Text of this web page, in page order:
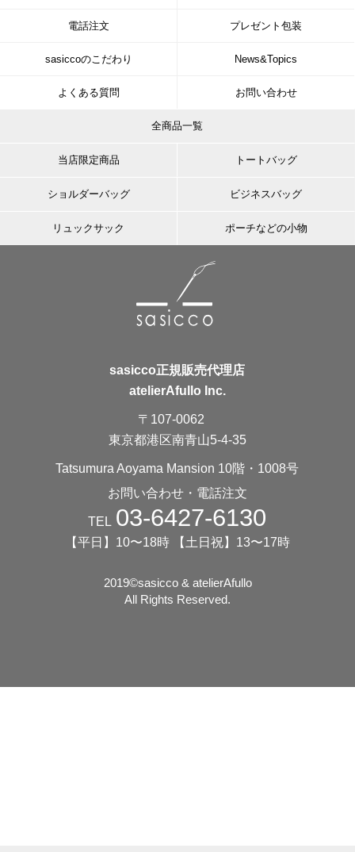
電話注文 プレゼント包装
sasiccoのこだわり News&Topics
よくある質問 お問い合わせ
全商品一覧
当店限定商品 トートバッグ
ショルダーバッグ ビジネスバッグ
リュックサック ポーチなどの小物
sasicco正規販売代理店
atelierAfullo Inc.
〒107-0062
東京都港区南青山5-4-35
Tatsumura Aoyama Mansion 10階・1008号
お問い合わせ・電話注文
TEL 03-6427-6130
【平日】10〜18時 【土日祝】13〜17時
2019©️sasicco & atelierAfullo
All Rights Reserved.